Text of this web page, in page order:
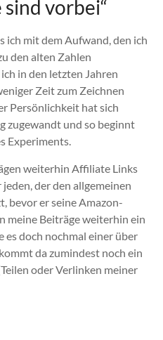
vorbei“
ich mit dem Aufwand, den ich
den alten Zahlen
in den letzten Jahren
Zeit zum Zeichnen
Persönlichkeit hat sich
zugewandt und so beginnt
Experiments.
weiterhin Affiliate Links
der den allgemeinen
bevor er seine Amazon-
meine Beiträge weiterhin ein
doch nochmal einer über
da zumindest noch ein
oder Verlinken meiner